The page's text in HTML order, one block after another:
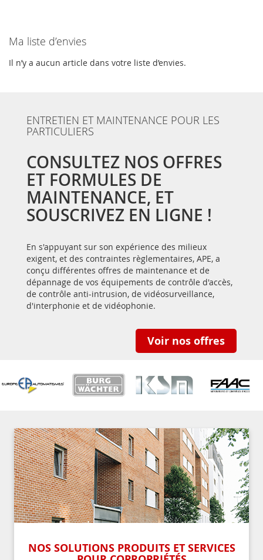
Ma liste d’envies
Il n’y a aucun article dans votre liste d’envies.
ENTRETIEN ET MAINTENANCE POUR LES
PARTICULIERS
CONSULTEZ NOS OFFRES
ET FORMULES DE
MAINTENANCE, ET
SOUSCRIVEZ EN LIGNE !
En s'appuyant sur son expérience des milieux
exigent, et des contraintes règlementaires, APE, a
conçu différentes offres de maintenance et de
dépannage de vos équipements de contrôle d'accès,
de contrôle anti-intrusion, de vidéosurveillance,
d'interphonie et de vidéophonie.
Voir nos offres
NOS SOLUTIONS PRODUITS ET SERVICES